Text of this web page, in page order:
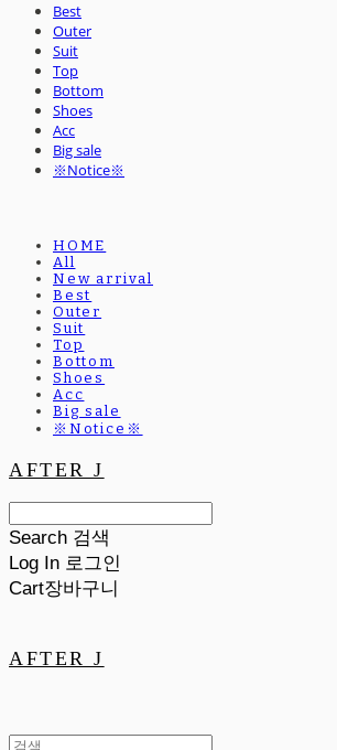
Best
Outer
Suit
Top
Bottom
Shoes
Acc
Big sale
※Notice※
HOME
All
New arrival
Best
Outer
Suit
Top
Bottom
Shoes
Acc
Big sale
※Notice※
AFTER J
Search 검색
Log In 로그인
Cart장바구니
AFTER J